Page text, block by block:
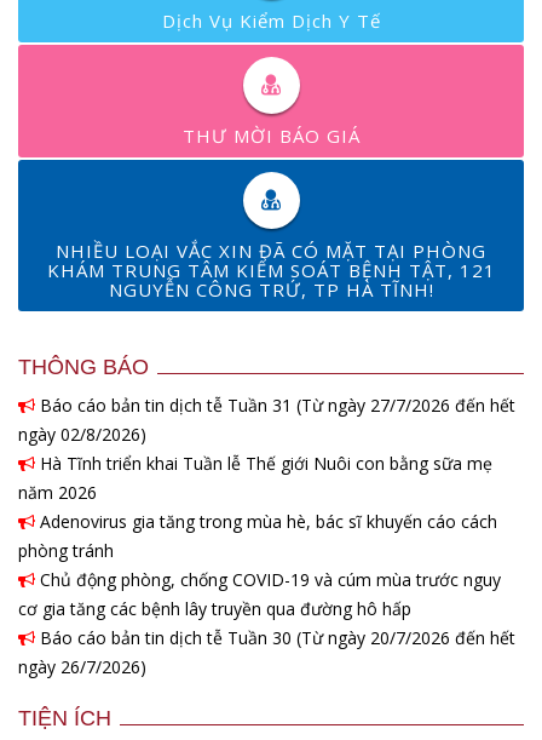
Dịch Vụ Kiểm Dịch Y Tế
THƯ MỜI BÁO GIÁ
NHIỀU LOẠI VẮC XIN ĐÃ CÓ MẶT TẠI PHÒNG
KHÁM TRUNG TÂM KIỂM SOÁT BỆNH TẬT, 121
NGUYỄN CÔNG TRỨ, TP HÀ TĨNH!
THÔNG BÁO
Báo cáo bản tin dịch tễ Tuần 31 (Từ ngày 27/7/2026 đến hết
ngày 02/8/2026)
Hà Tĩnh triển khai Tuần lễ Thế giới Nuôi con bằng sữa mẹ
năm 2026
Adenovirus gia tăng trong mùa hè, bác sĩ khuyến cáo cách
phòng tránh
Chủ động phòng, chống COVID-19 và cúm mùa trước nguy
cơ gia tăng các bệnh lây truyền qua đường hô hấp
Báo cáo bản tin dịch tễ Tuần 30 (Từ ngày 20/7/2026 đến hết
ngày 26/7/2026)
TIỆN ÍCH